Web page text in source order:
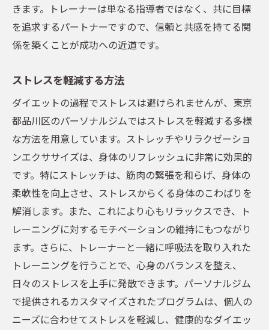
きます。トレーナーは単なる指導者ではなく、共に目標
を追求するパートナーですので、信頼と共感を持てる関
係を築くことが成功への近道です。
ストレスを軽減する方法
ダイエットの過程でストレスは避けられませんが、東京
都品川区のパーソナルジムではストレスを軽減する多様
な方法を用意しています。ストレッチやリラクゼーショ
ンエクササイズは、身体のリフレッシュに非常に効果的
です。特にストレッチは、筋肉の緊張を和らげ、身体の
柔軟性を向上させ、ストレスからくる身体のこわばりを
解消します。また、これにより心もリラックスでき、ト
レーニングに対するモチベーションの維持にもつながり
ます。さらに、トレーナーと一緒に呼吸法を取り入れた
トレーニングを行うことで、心身のバランスを整え、
日々のストレスを上手に発散できます。パーソナルジム
で提供されるカスタマイズされたプログラムは、個人の
ニーズに合わせてストレスを軽減し、健康的なダイエッ